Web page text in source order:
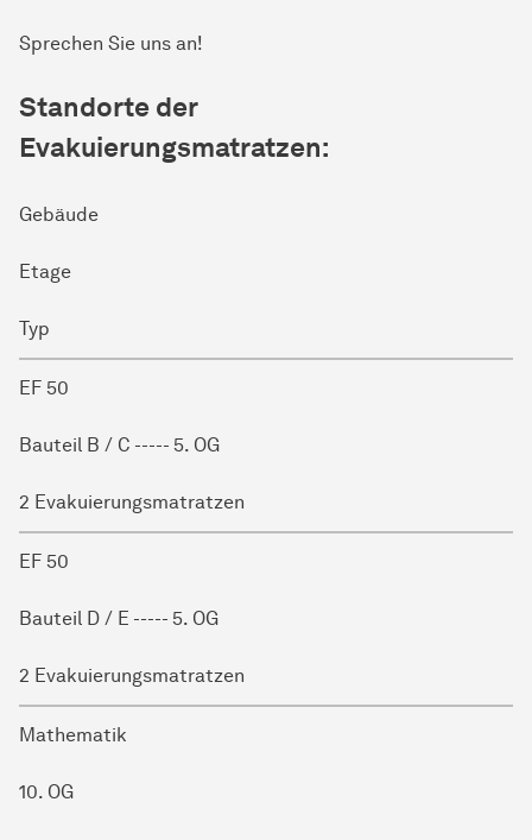
Sprechen Sie uns an!
Standorte der
Evakuierungsmatratzen:
Gebäude
Etage
Typ
EF 50
Bauteil B / C ----- 5. OG
2 Evakuierungsmatratzen
EF 50
Bauteil D / E ----- 5. OG
2 Evakuierungsmatratzen
Mathematik
10. OG